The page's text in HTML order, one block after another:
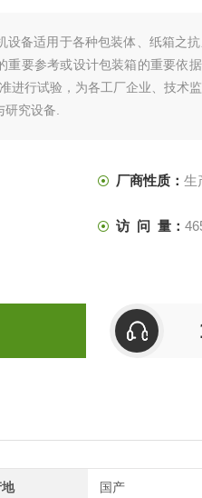
设备适用于各种包装体、纸箱之
要参考或设计包装箱的重要依
进行试验，为各工厂企业、技术
究设备.
厂商性质： 生
访 问 量：
地 国产